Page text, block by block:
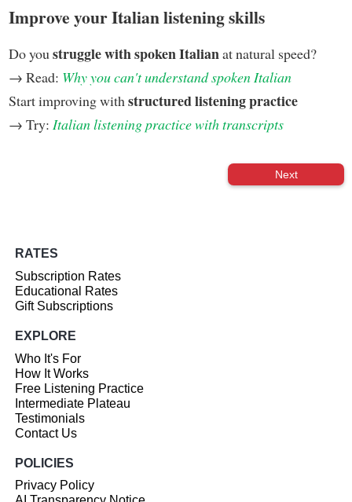
Improve your Italian listening skills
Do you struggle with spoken Italianat natural speed?
→ Read: Why you can't understand spoken Italian
Start improving with structured listening practice
→ Try: Italian listening practice with transcripts
Next
RATES
Subscription Rates
Educational Rates
Gift Subscriptions
EXPLORE
Who It's For
How It Works
Free Listening Practice
Intermediate Plateau
Testimonials
Contact Us
POLICIES
Privacy Policy